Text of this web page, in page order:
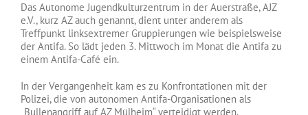
Das Autonome Jugendkulturzentrum in der Auerstraße, AJZ
e.V., kurz AZ auch genannt, dient unter anderem als
Treffpunkt linksextremer Gruppierungen wie beispielsweise
der Antifa. So lädt jeden 3. Mittwoch im Monat die Antifa zu
einem Antifa-Café ein.
In der Vergangenheit kam es zu Konfrontationen mit der
Polizei, die von autonomen Antifa-Organisationen als
„Bullenangriff auf AZ Mülheim“ verteidigt werden.